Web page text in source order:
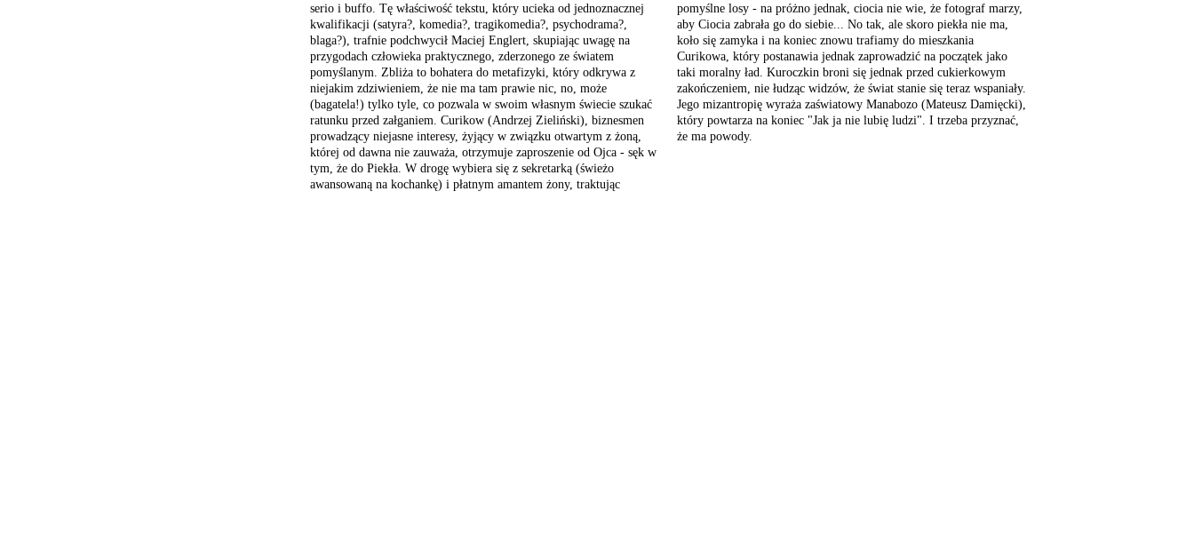
serio i buffo. Tę właściwość tekstu, który ucieka od jednoznacznej
kwalifikacji (satyra?, komedia?, tragikomedia?, psychodrama?,
blaga?), trafnie podchwycił Maciej Englert, skupiając uwagę na
przygodach człowieka praktycznego, zderzonego ze światem
pomyślanym. Zbliża to bohatera do metafizyki, który odkrywa z
niejakim zdziwieniem, że nie ma tam prawie nic, no, może
(bagatela!) tylko tyle, co pozwala w swoim własnym świecie szukać
ratunku przed załganiem. Curikow (Andrzej Zieliński), biznesmen
prowadzący niejasne interesy, żyjący w związku otwartym z żoną,
której od dawna nie zauważa, otrzymuje zaproszenie od Ojca - sęk w
tym, że do Piekła. W drogę wybiera się z sekretarką (świeżo
awansowaną na kochankę) i płatnym amantem żony, traktując
pomyślne losy - na próżno jednak, ciocia nie wie, że fotograf marzy,
aby Ciocia zabrała go do siebie... No tak, ale skoro piekła nie ma,
koło się zamyka i na koniec znowu trafiamy do mieszkania
Curikowa, który postanawia jednak zaprowadzić na początek jako
taki moralny ład. Kuroczkin broni się jednak przed cukierkowym
zakończeniem, nie łudząc widzów, że świat stanie się teraz wspaniały.
Jego mizantropię wyraża zaświatowy Manabozo (Mateusz Damięcki),
który powtarza na koniec "Jak ja nie lubię ludzi". I trzeba przyznać,
że ma powody.